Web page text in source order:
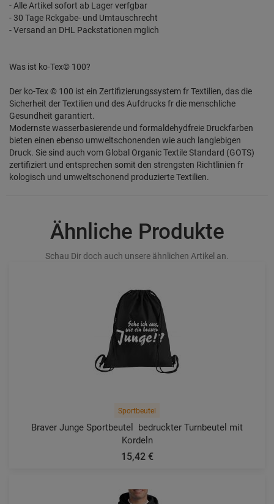
- Alle Artikel sofort ab Lager verfgbar
- 30 Tage Rckgabe- und Umtauschrecht
- Versand an DHL Packstationen mglich
Was ist ko-Tex© 100?
Der ko-Tex © 100 ist ein Zertifizierungssystem fr Textilien, das die
Sicherheit der Textilien und des Aufdrucks fr die menschliche
Gesundheit garantiert.
Modernste wasserbasierende und formaldehydfreie Druckfarben
bieten einen ebenso umweltschonenden wie auch langlebigen
Druck. Sie sind auch vom Global Organic Textile Standard (GOTS)
zertifiziert und entsprechen somit den strengsten Richtlinien fr
kologisch und umweltschonend produzierte Textilien.
Ähnliche Produkte
Schau Dir doch auch unsere ähnlichen Artikel an.
Sportbeutel
Braver Junge Sportbeutel  bedruckter Turnbeutel mit
Kordeln
15,42 €